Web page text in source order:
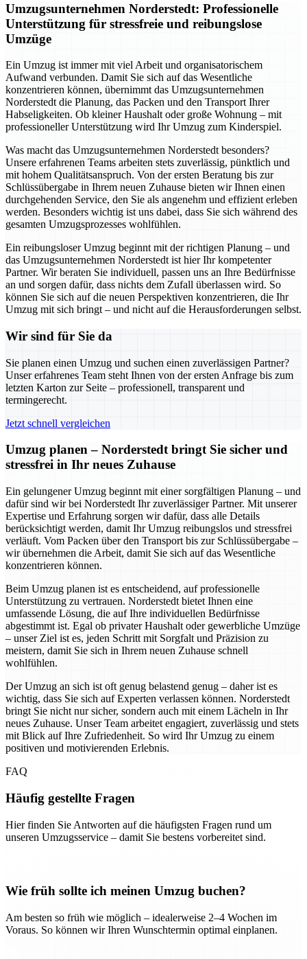
Umzugsunternehmen Norderstedt: Professionelle
Unterstützung für stressfreie und reibungslose
Umzüge
Ein Umzug ist immer mit viel Arbeit und organisatorischem
Aufwand verbunden. Damit Sie sich auf das Wesentliche
konzentrieren können, übernimmt das Umzugsunternehmen
Norderstedt die Planung, das Packen und den Transport Ihrer
Habseligkeiten. Ob kleiner Haushalt oder große Wohnung – mit
professioneller Unterstützung wird Ihr Umzug zum Kinderspiel.
Was macht das Umzugsunternehmen Norderstedt besonders?
Unsere erfahrenen Teams arbeiten stets zuverlässig, pünktlich und
mit hohem Qualitätsanspruch. Von der ersten Beratung bis zur
Schlüssübergabe in Ihrem neuen Zuhause bieten wir Ihnen einen
durchgehenden Service, den Sie als angenehm und effizient erleben
werden. Besonders wichtig ist uns dabei, dass Sie sich während des
gesamten Umzugsprozesses wohlfühlen.
Ein reibungsloser Umzug beginnt mit der richtigen Planung – und
das Umzugsunternehmen Norderstedt ist hier Ihr kompetenter
Partner. Wir beraten Sie individuell, passen uns an Ihre Bedürfnisse
an und sorgen dafür, dass nichts dem Zufall überlassen wird. So
können Sie sich auf die neuen Perspektiven konzentrieren, die Ihr
Umzug mit sich bringt – und nicht auf die Herausforderungen selbst.
Wir sind für Sie da
Sie planen einen Umzug und suchen einen zuverlässigen Partner?
Unser erfahrenes Team steht Ihnen von der ersten Anfrage bis zum
letzten Karton zur Seite – professionell, transparent und
termingerecht.
Jetzt schnell vergleichen
Umzug planen – Norderstedt bringt Sie sicher und
stressfrei in Ihr neues Zuhause
Ein gelungener Umzug beginnt mit einer sorgfältigen Planung – und
dafür sind wir bei Norderstedt Ihr zuverlässiger Partner. Mit unserer
Expertise und Erfahrung sorgen wir dafür, dass alle Details
berücksichtigt werden, damit Ihr Umzug reibungslos und stressfrei
verläuft. Vom Packen über den Transport bis zur Schlüssübergabe –
wir übernehmen die Arbeit, damit Sie sich auf das Wesentliche
konzentrieren können.
Beim Umzug planen ist es entscheidend, auf professionelle
Unterstützung zu vertrauen. Norderstedt bietet Ihnen eine
umfassende Lösung, die auf Ihre individuellen Bedürfnisse
abgestimmt ist. Egal ob privater Haushalt oder gewerbliche Umzüge
– unser Ziel ist es, jeden Schritt mit Sorgfalt und Präzision zu
meistern, damit Sie sich in Ihrem neuen Zuhause schnell
wohlfühlen.
Der Umzug an sich ist oft genug belastend genug – daher ist es
wichtig, dass Sie sich auf Experten verlassen können. Norderstedt
bringt Sie nicht nur sicher, sondern auch mit einem Lächeln in Ihr
neues Zuhause. Unser Team arbeitet engagiert, zuverlässig und stets
mit Blick auf Ihre Zufriedenheit. So wird Ihr Umzug zu einem
positiven und motivierenden Erlebnis.
FAQ
Häufig gestellte Fragen
Hier finden Sie Antworten auf die häufigsten Fragen rund um
unseren Umzugsservice – damit Sie bestens vorbereitet sind.
Wie früh sollte ich meinen Umzug buchen?
Am besten so früh wie möglich – idealerweise 2–4 Wochen im
Voraus. So können wir Ihren Wunschtermin optimal einplanen.